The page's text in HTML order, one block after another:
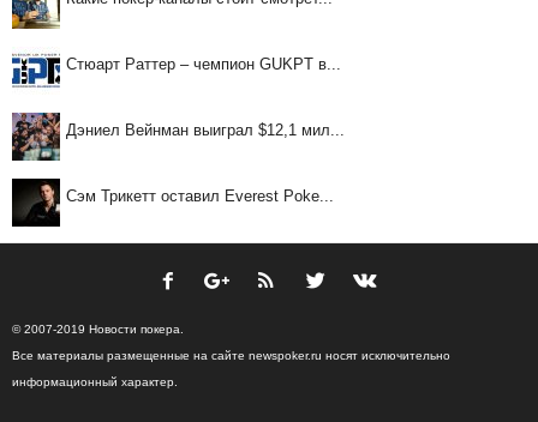
Стюарт Раттер – чемпион GUKPT в...
Дэниел Вейнман выиграл $12,1 мил...
Сэм Трикетт оставил Everest Poke...
© 2007-2019 Новости покера.
Все материалы размещенные на сайте newspoker.ru носят исключительно
информационный характер.